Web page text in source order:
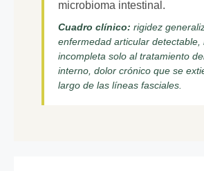
microbioma intestinal.
Cuadro clínico: rigidez
enfermedad articular detectable,
incompleta solo al tratamiento
interno, dolor crónico que se
largo de las líneas fasciales.